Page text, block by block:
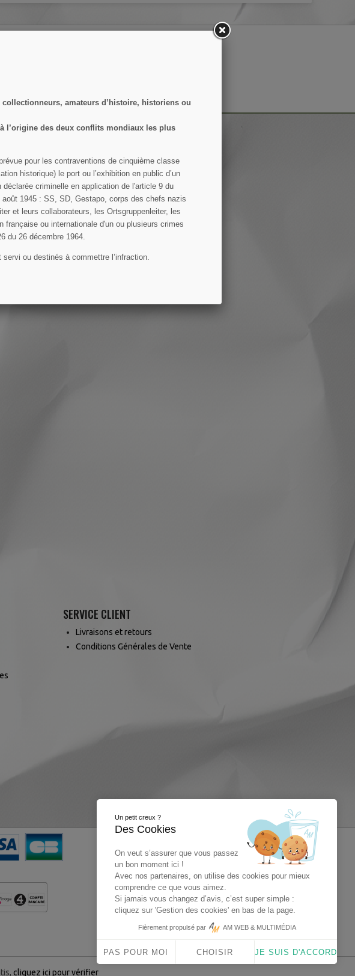
France
SERVICE CLIENT
Livraisons et retours
Conditions Générales de Vente
cliquez ici pour vérifier
amateurs d’histoire, historiens ou
l’origine des deux conflits mondiaux les plus
pour les contraventions de cinquième classe
historique) le port ou l’exhibition en public d’un
criminelle en application de l'article 9 du
1945 : SS, SD, Gestapo, corps des chefs nazis
et leurs collaborateurs, les Ortsgruppenleiter, les
française ou internationale d'un ou plusieurs crimes
du 26 décembre 1964.
ou destinés à commettre l’infraction.
Un petit creux ?
Des Cookies
On veut s’assurer que vous passez
un bon moment ici !
Avec nos partenaires, on utilise des cookies pour mieux
comprendre ce que vous aimez.
Si jamais vous changez d’avis, c’est super simple :
cliquez sur 'Gestion des cookies' en bas de la page.
Fièrement propulsé par AM WEB & MULTIMÉDIA
PAS POUR MOI CHOISIR JE SUIS D'ACCORD